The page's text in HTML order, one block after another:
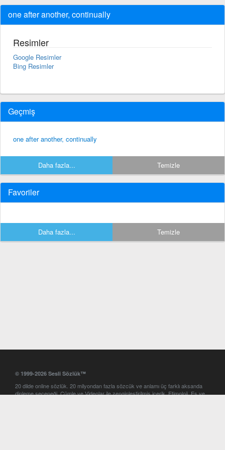
one after another, continually
Resimler
Google Resimler
Bing Resimler
Geçmiş
one after another, continually
Daha fazla... Temizle
Favoriler
Daha fazla... Temizle
© 1999-2026 Sesli Sözlük™
20 dilde online sözlük. 20 milyondan fazla sözcük ve anlamı üç farklı aksanda
dinleme seçeneği. Cümle ve Videolar ile zenginleştirilmiş içerik. Etimoloji, Eş ve